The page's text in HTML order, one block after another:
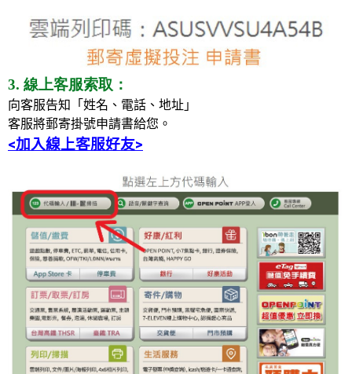
3. 線上客服索取：
向客服告知「姓名、電話、地址」
客服將郵寄掛號申請書給您。
<加入線上客服好友>